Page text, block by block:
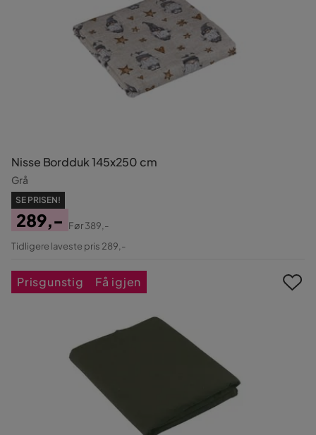
Nisse Bordduk 145x250 cm
Grå
SE PRISEN!
Pris
289,-
Original
Før389,-
Tidligere laveste pris 289,-
Prisgunstig Få igjen